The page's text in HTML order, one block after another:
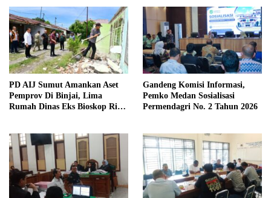
PD AIJ Sumut Amankan Aset
Pemprov Di Binjai, Lima
Rumah Dinas Eks Bioskop Ria
Gandeng Komisi Informasi,
Pemko Medan Sosialisasi
Permendagri No. 2 Tahun 2026